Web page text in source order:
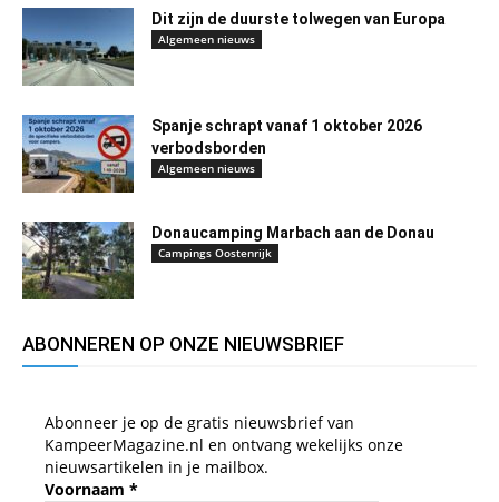
Dit zijn de duurste tolwegen van Europa
Algemeen nieuws
Spanje schrapt vanaf 1 oktober 2026
verbodsborden
Algemeen nieuws
Donaucamping Marbach aan de Donau
Campings Oostenrijk
ABONNEREN OP ONZE NIEUWSBRIEF
Abonneer je op de gratis nieuwsbrief van
KampeerMagazine.nl en ontvang wekelijks onze
nieuwsartikelen in je mailbox.
Voornaam *